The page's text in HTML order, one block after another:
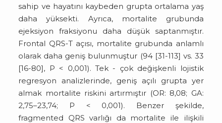
sahip ve hayatını kaybeden grupta ortalama yaş
daha yüksekti. Ayrıca, mortalite grubunda
ejeksiyon fraksiyonu daha düşük saptanmıştır.
Frontal QRS-T açısı, mortalite grubunda anlamlı
olarak daha geniş bulunmuştur (94 [31-113] vs. 33
[16-80], P < 0,001). Tek - çok değişkenli lojistik
regresyon analizlerinde, geniş açılı grupta yer
almak mortalite riskini artırmıştır (OR: 8,08; GA:
2,75–23,74; P < 0,001). Benzer şekilde,
fragmented QRS varlığı da mortalite ile ilişkili